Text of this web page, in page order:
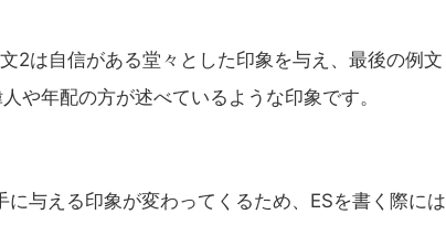
2は自信がある堂々とした印象を与え、最後の例文
や年配の方が述べているような印象です。
に与える印象が変わってくるため、ESを書く際には